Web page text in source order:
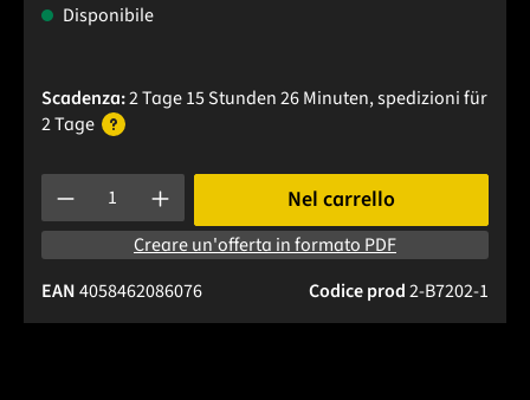
Disponibile
Scadenza:2 Tage 15 Stunden 26 Minuten, spedizionifür
2 Tage
Quantità del prodotto: inserisci la quantità desiderata o
Nel carrello
Creare un'offerta in formato PDF
Codice prod2-B7202-1
EAN4058462086076